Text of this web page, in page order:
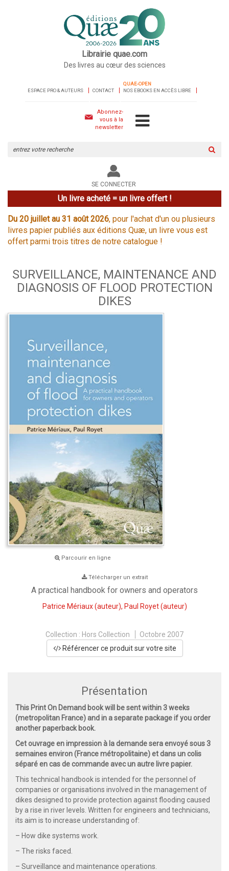
Librairie quae.com
Des livres au cœur des sciences
ESPACE PRO & AUTEURS CONTACT
QUAE-OPEN
NOS EBOOKS EN ACCÈS LIBRE
Abonnez-
vous à la
newsletter
le
site
SE CONNECTER
Un livre acheté = un livre offert !
Du 20 juillet au 31 août 2026, pour l'achat d'un ou plusieurs
livres papier publiés aux éditions Quæ, un livre vous est
offert parmi trois titres de notre catalogue !
SURVEILLANCE, MAINTENANCE AND
DIAGNOSIS OF FLOOD PROTECTION
DIKES
Parcourir en ligne
Télécharger un extrait
A practical handbook for owners and operators
Patrice Mériaux(auteur), Paul Royet(auteur)
Collection : Hors Collection
Octobre 2007
Référencer ce produit sur votre site
Présentation
This Print On Demand book will be sent within 3 weeks
(metropolitan France) and in a separate package if you order
another paperback book.
Cet ouvrage en impression à la demande sera envoyé sous 3
semaines environ (France métropolitaine) et dans un colis
séparé en cas de commande avec un autre livre papier.
This technical handbook is intended for the personnel of
companies or organisations involved in the management of
dikes designed to provide protection against flooding caused
by a rise in river levels. Written for engineers and technicians,
its aim is to increase understanding of:
– How dike systems work.
– The risks faced.
– Surveillance and maintenance operations.